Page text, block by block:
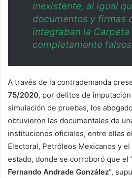
inexistente, al igual
documentos y firmas
integraban la Carpeta
completamente
A través de la contrademanda
75/2020, por delitos de
simulación de pruebas, los
obtuvieron las documentales de
instituciones oficiales, entre ellas
Electoral, Petróleos Mexicanos y
estado, donde se corroboró que el
Fernando Andrade González”,